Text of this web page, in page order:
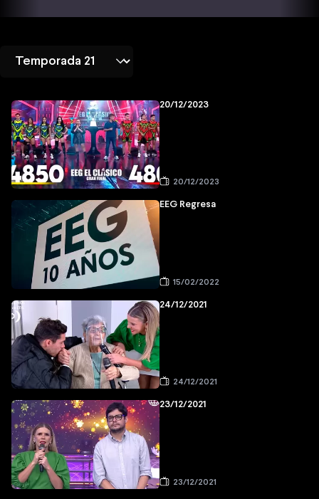
20/12/2023
20/12/2023
EEG Regresa
15/02/2022
24/12/2021
24/12/2021
23/12/2021
23/12/2021